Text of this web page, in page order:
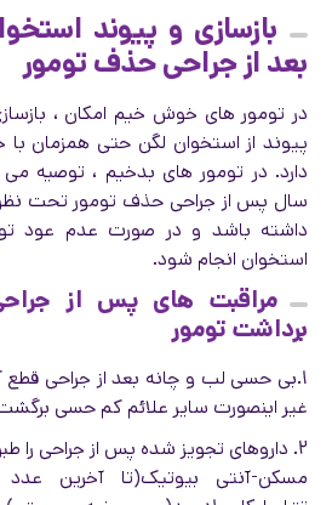
بازسازی و پیوند
بعد از جراحی حذف تومور
در تومور های خوش خیم امکان ،
پیوند از استخوان لگن حتی همزمان
سال پس از جراحی حذف تومور تحت نظر
داشته باشد و در صورت عدم عود
استخوان انجام شود.
مراقبت های پس از
برداشت تومور
۱.بی حسی لب و چانه بعد از جراحی
غیر اینصورت سایر علائم کم حسی
۲. داروهای تجویز شده پس از جراحی را طبق نسخه استفاده کنید:
مسکن-آنتی بیوتیک(تا آخرین